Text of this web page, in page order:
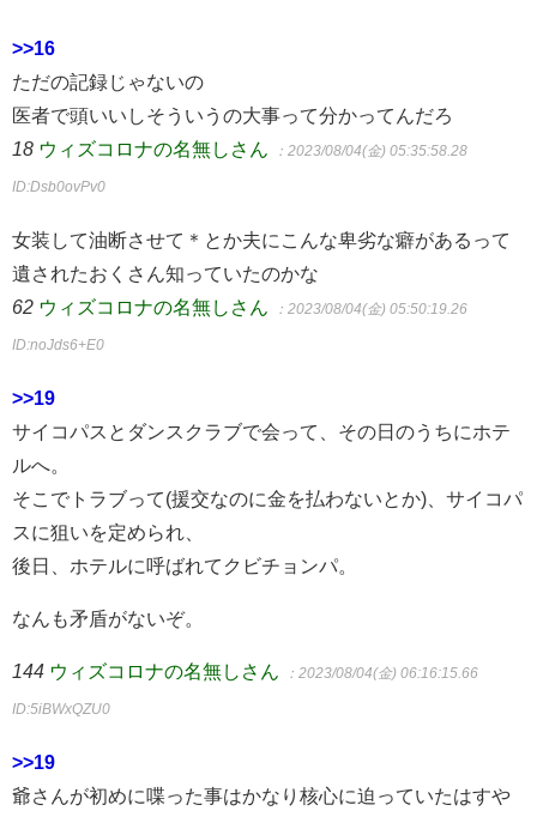
>>16
ただの記録じゃないの
医者で頭いいしそういうの大事って分かってんだろ
18 ウィズコロナの名無しさん ：2023/08/04(金) 05:35:58.28
ID:Dsb0ovPv0
女装して油断させて＊とか夫にこんな卑劣な癖があるって
遺されたおくさん知っていたのかな
62 ウィズコロナの名無しさん ：2023/08/04(金) 05:50:19.26
ID:noJds6+E0
>>19
サイコパスとダンスクラブで会って、その日のうちにホテ
ルへ。
そこでトラブって(援交なのに金を払わないとか)、サイコパ
スに狙いを定められ、
後日、ホテルに呼ばれてクビチョンパ。
なんも矛盾がないぞ。
144 ウィズコロナの名無しさん ：2023/08/04(金) 06:16:15.66
ID:5iBWxQZU0
>>19
爺さんが初めに喋った事はかなり核心に迫っていたはすや